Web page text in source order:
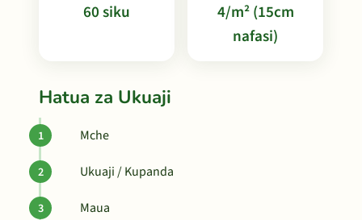
60 siku
4/m² (15cm
nafasi)
Hatua za Ukuaji
Mche
Ukuaji / Kupanda
Maua